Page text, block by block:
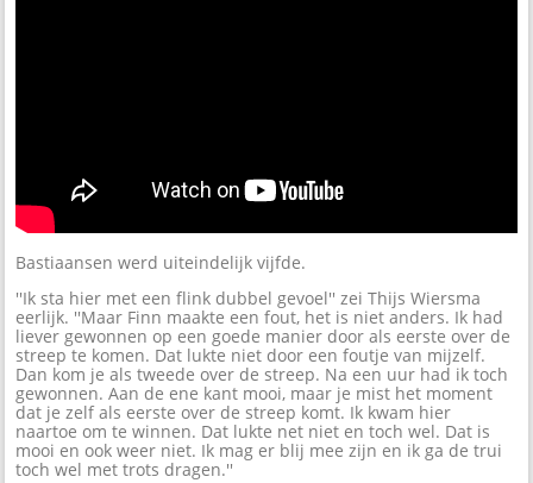
Bastiaansen werd uiteindelijk vijfde.
''Ik sta hier met een flink dubbel gevoel'' zei Thijs Wiersma
eerlijk. ''Maar Finn maakte een fout, het is niet anders. Ik had
liever gewonnen op een goede manier door als eerste over de
streep te komen. Dat lukte niet door een foutje van mijzelf.
Dan kom je als tweede over de streep. Na een uur had ik toch
gewonnen. Aan de ene kant mooi, maar je mist het moment
dat je zelf als eerste over de streep komt. Ik kwam hier
naartoe om te winnen. Dat lukte net niet en toch wel. Dat is
mooi en ook weer niet. Ik mag er blij mee zijn en ik ga de trui
toch wel met trots dragen.''